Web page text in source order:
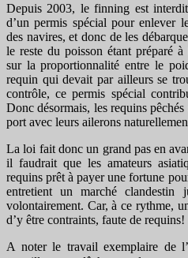
Depuis 2003, le finning est
d’un permis spécial pour enlever
des navires, et donc de les
le reste du poisson étant préparé
sur la proportionnalité entre le
requin qui devait par ailleurs se
contrôle, ce permis spécial
Donc désormais, les requins
port avec leurs ailerons
La loi fait donc un grand pas en
il faudrait que les amateurs
requins prêt à payer une fortune
entretient un marché clandestin
volontairement. Car, à ce rythme,
d’y être contraints, faute de requins!
A noter le travail exemplaire de